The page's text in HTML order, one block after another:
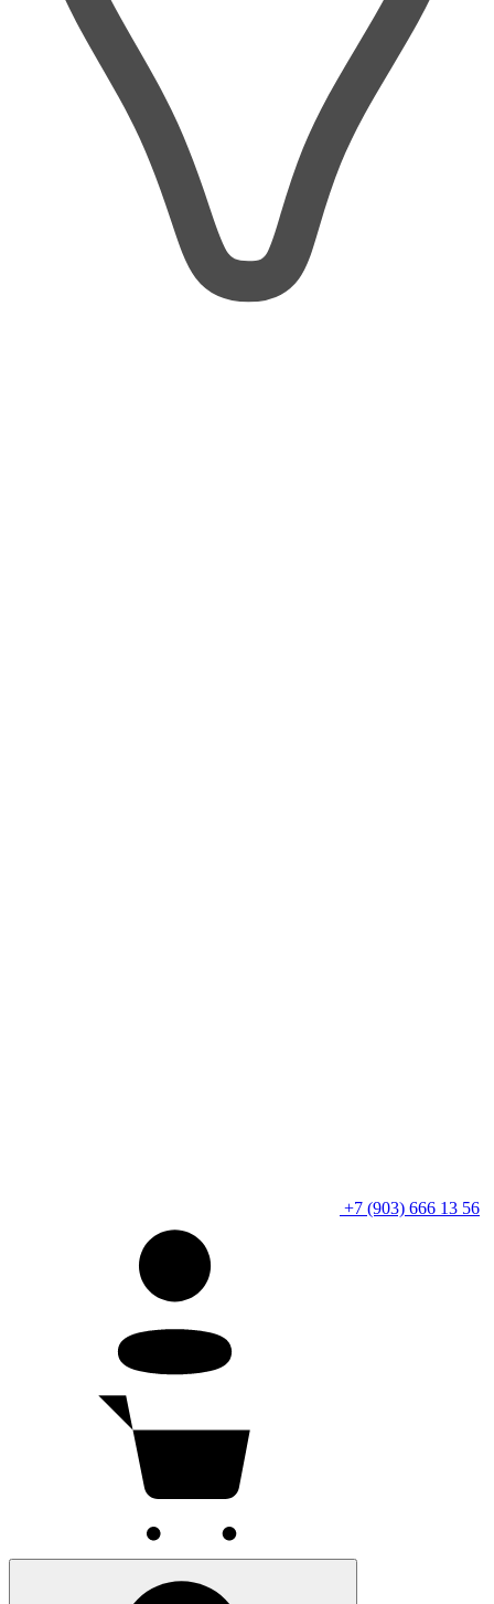
+7 (903) 666 13 56